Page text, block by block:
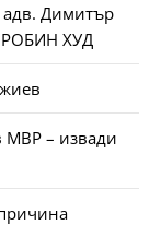
Димитър
ХУД
МВР – извади